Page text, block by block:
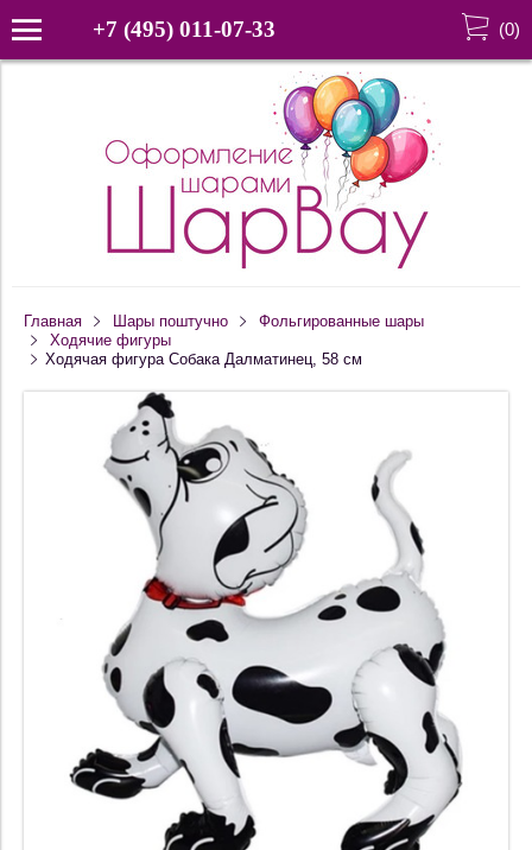
+7 (495) 011-07-33 (0)
Главная Шары поштучно
Фольгированные шары
Ходячие фигуры
Ходячая фигура Собака Далматинец, 58 см